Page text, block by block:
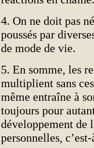
4. On ne doit pas
poussés par
de mode de vie.
5. En somme, les
multiplient sans
même entraîne à
toujours pour
développement de
personnelles,